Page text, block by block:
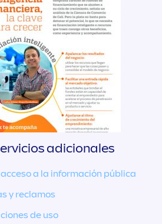
adicionales
a la información pública
y reclamos
de uso